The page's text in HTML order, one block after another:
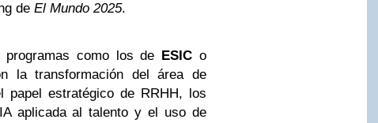
de El Mundo 2025.
como los de ESIC o
la transformación del área de
papel estratégico de RRHH, los
aplicada al talento y el uso de